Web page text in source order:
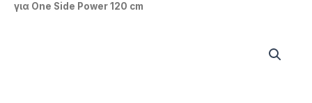
για One Side Power 120 cm